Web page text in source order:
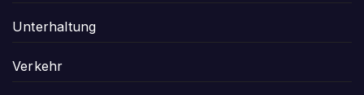
Unterhaltung
Verkehr